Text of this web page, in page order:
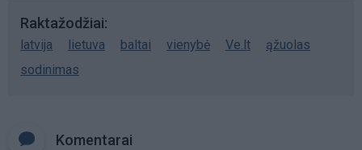
Raktažodžiai
latvija lietuva baltai vienybė Ve.lt
ąžuolas
sodinimas
Komentarai